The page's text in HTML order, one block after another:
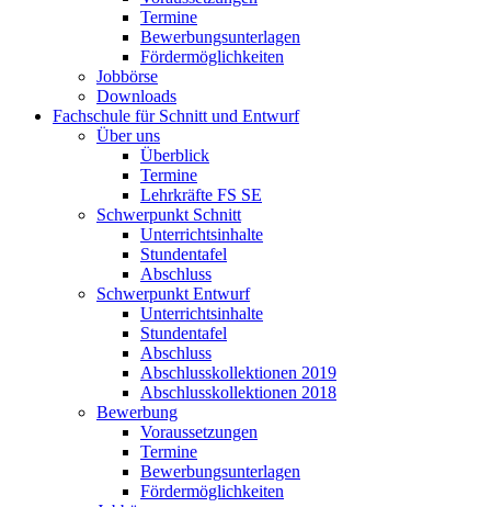
Termine
Bewerbungsunterlagen
Fördermöglichkeiten
Jobbörse
Downloads
Fachschule für Schnitt und Entwurf
Über uns
Überblick
Termine
Lehrkräfte FS SE
Schwerpunkt Schnitt
Unterrichtsinhalte
Stundentafel
Abschluss
Schwerpunkt Entwurf
Unterrichtsinhalte
Stundentafel
Abschluss
Abschlusskollektionen 2019
Abschlusskollektionen 2018
Bewerbung
Voraussetzungen
Termine
Bewerbungsunterlagen
Fördermöglichkeiten